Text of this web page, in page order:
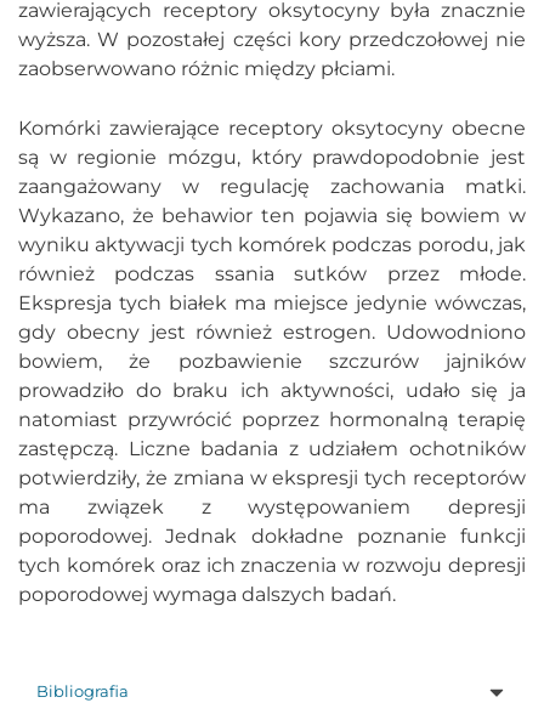
zawierających receptory oksytocyny była znacznie
wyższa. W pozostałej części kory przedczołowej nie
zaobserwowano różnic między płciami.
Komórki zawierające receptory oksytocyny obecne
są w regionie mózgu, który prawdopodobnie jest
zaangażowany w regulację zachowania matki.
Wykazano, że behawior ten pojawia się bowiem w
wyniku aktywacji tych komórek podczas porodu, jak
również podczas ssania sutków przez młode.
Ekspresja tych białek ma miejsce jedynie wówczas,
gdy obecny jest również estrogen. Udowodniono
bowiem, że pozbawienie szczurów jajników
prowadziło do braku ich aktywności, udało się ja
natomiast przywrócić poprzez hormonalną terapię
zastępczą. Liczne badania z udziałem ochotników
potwierdziły, że zmiana w ekspresji tych receptorów
ma związek z występowaniem depresji
poporodowej. Jednak dokładne poznanie funkcji
tych komórek oraz ich znaczenia w rozwoju depresji
poporodowej wymaga dalszych badań.
Bibliografia